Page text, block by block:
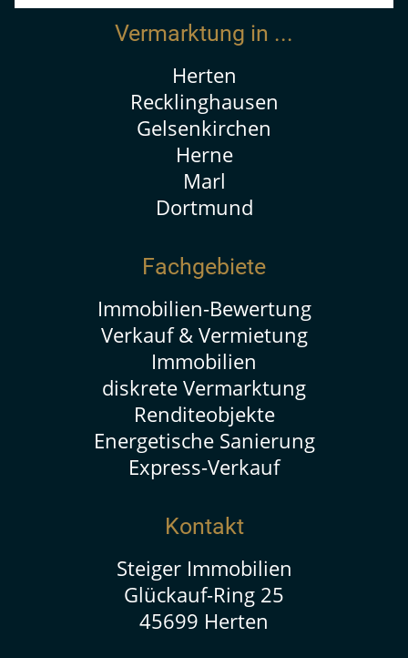
Vermarktung in ...
Herten
Recklinghausen
Gelsenkirchen
Herne
Marl
Dortmund
Fachgebiete
Immobilien-Bewertung
Verkauf & Vermietung
Immobilien
diskrete Vermarktung
Renditeobjekte
Energetische Sanierung
Express-Verkauf
Kontakt
Steiger Immobilien
Glückauf-Ring 25
45699 Herten